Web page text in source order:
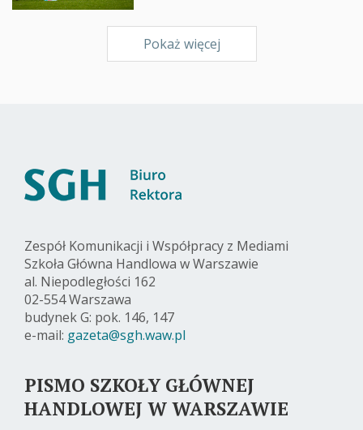
Pokaż więcej
Zespół Komunikacji i Współpracy z Mediami
Szkoła Główna Handlowa w Warszawie
al. Niepodległości 162
02-554 Warszawa
budynek G: pok. 146, 147
e-mail: gazeta@sgh.waw.pl
PISMO SZKOŁY GŁÓWNEJ
HANDLOWEJ W WARSZAWIE